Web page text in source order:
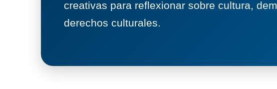
creativas para reflexionar sobre cultura,
derechos culturales.